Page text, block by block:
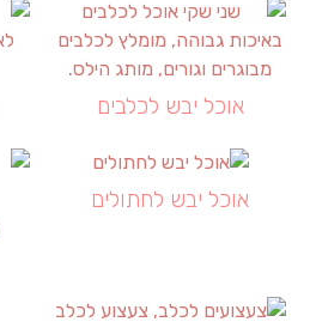
אוכל יבש לכלבים
אוכל יבש לחתולים